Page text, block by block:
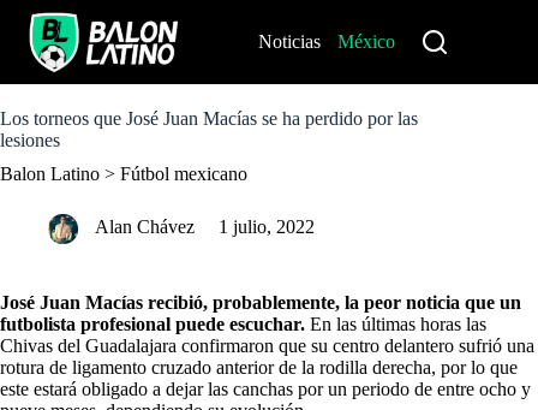
o
c
n
Noticias México
Los torneos que José Juan Macías se ha perdido por las
lesiones
Balon Latino > Fútbol mexicano
Alan Chávez 1 julio, 2022
José Juan Macías recibió, probablemente, la peor noticia que un
futbolista profesional puede escuchar. En las últimas horas las
Chivas del Guadalajara confirmaron que su centro delantero sufrió una
rotura de ligamento cruzado anterior de la rodilla derecha, por lo que
este estará obligado a dejar las canchas por un periodo de entre ocho y